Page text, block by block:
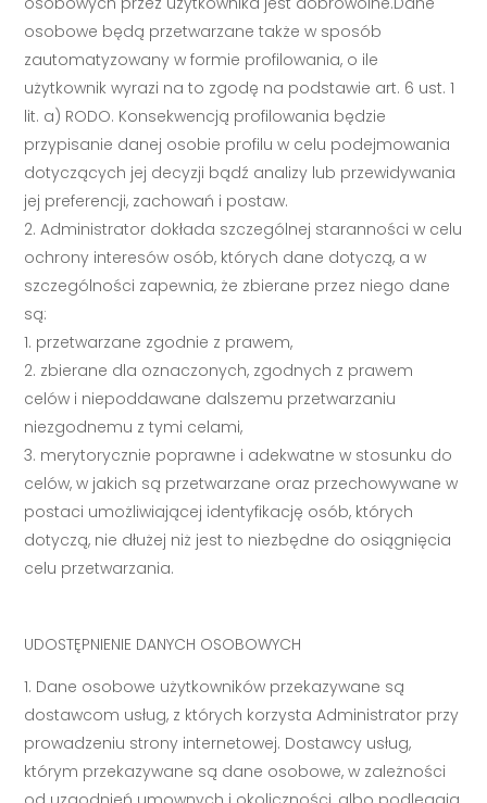
osobowe będą przetwarzane także w sposób
zautomatyzowany w formie profilowania, o ile
użytkownik wyrazi na to zgodę na podstawie art. 6 ust. 1
lit. a) RODO. Konsekwencją profilowania będzie
przypisanie danej osobie profilu w celu podejmowania
dotyczących jej decyzji bądź analizy lub przewidywania
jej preferencji, zachowań i postaw.
Administrator dokłada szczególnej staranności w celu
ochrony interesów osób, których dane dotyczą, a w
szczególności zapewnia, że zbierane przez niego dane
są:
przetwarzane zgodnie z prawem,
zbierane dla oznaczonych, zgodnych z prawem
celów i niepoddawane dalszemu przetwarzaniu
niezgodnemu z tymi celami,
merytorycznie poprawne i adekwatne w stosunku do
celów, w jakich są przetwarzane oraz przechowywane w
postaci umożliwiającej identyfikację osób, których
dotyczą, nie dłużej niż jest to niezbędne do osiągnięcia
celu przetwarzania.
UDOSTĘPNIENIE DANYCH OSOBOWYCH
Dane osobowe użytkowników przekazywane są
dostawcom usług, z których korzysta Administrator przy
prowadzeniu strony internetowej. Dostawcy usług,
którym przekazywane są dane osobowe, w zależności